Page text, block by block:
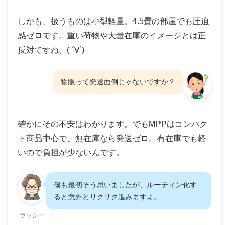
しかも、扱うものは小型軽量。4.5畳の部屋でも圧迫
感ゼロです。重い荷物や大量在庫のイメージとは正
反対ですね。( ´∀`)
物販って発送面倒じゃないですか？
確かにその不安はわかります。でもMPPはコンパク
ト商品中心で、無在庫なら発送ゼロ。有在庫でも軽
いので負担が少ないんです。
ラッシー
僕も最初そう思いましたが、ルーティン化す
ると意外とサクサク進みますよ。